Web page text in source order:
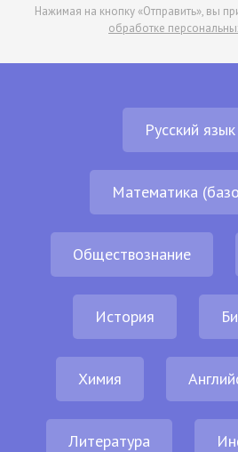
Нажимая на кнопку «Отправить», вы
обработке
Русский язык
Математика
Обществознание
История
Химия
Литература